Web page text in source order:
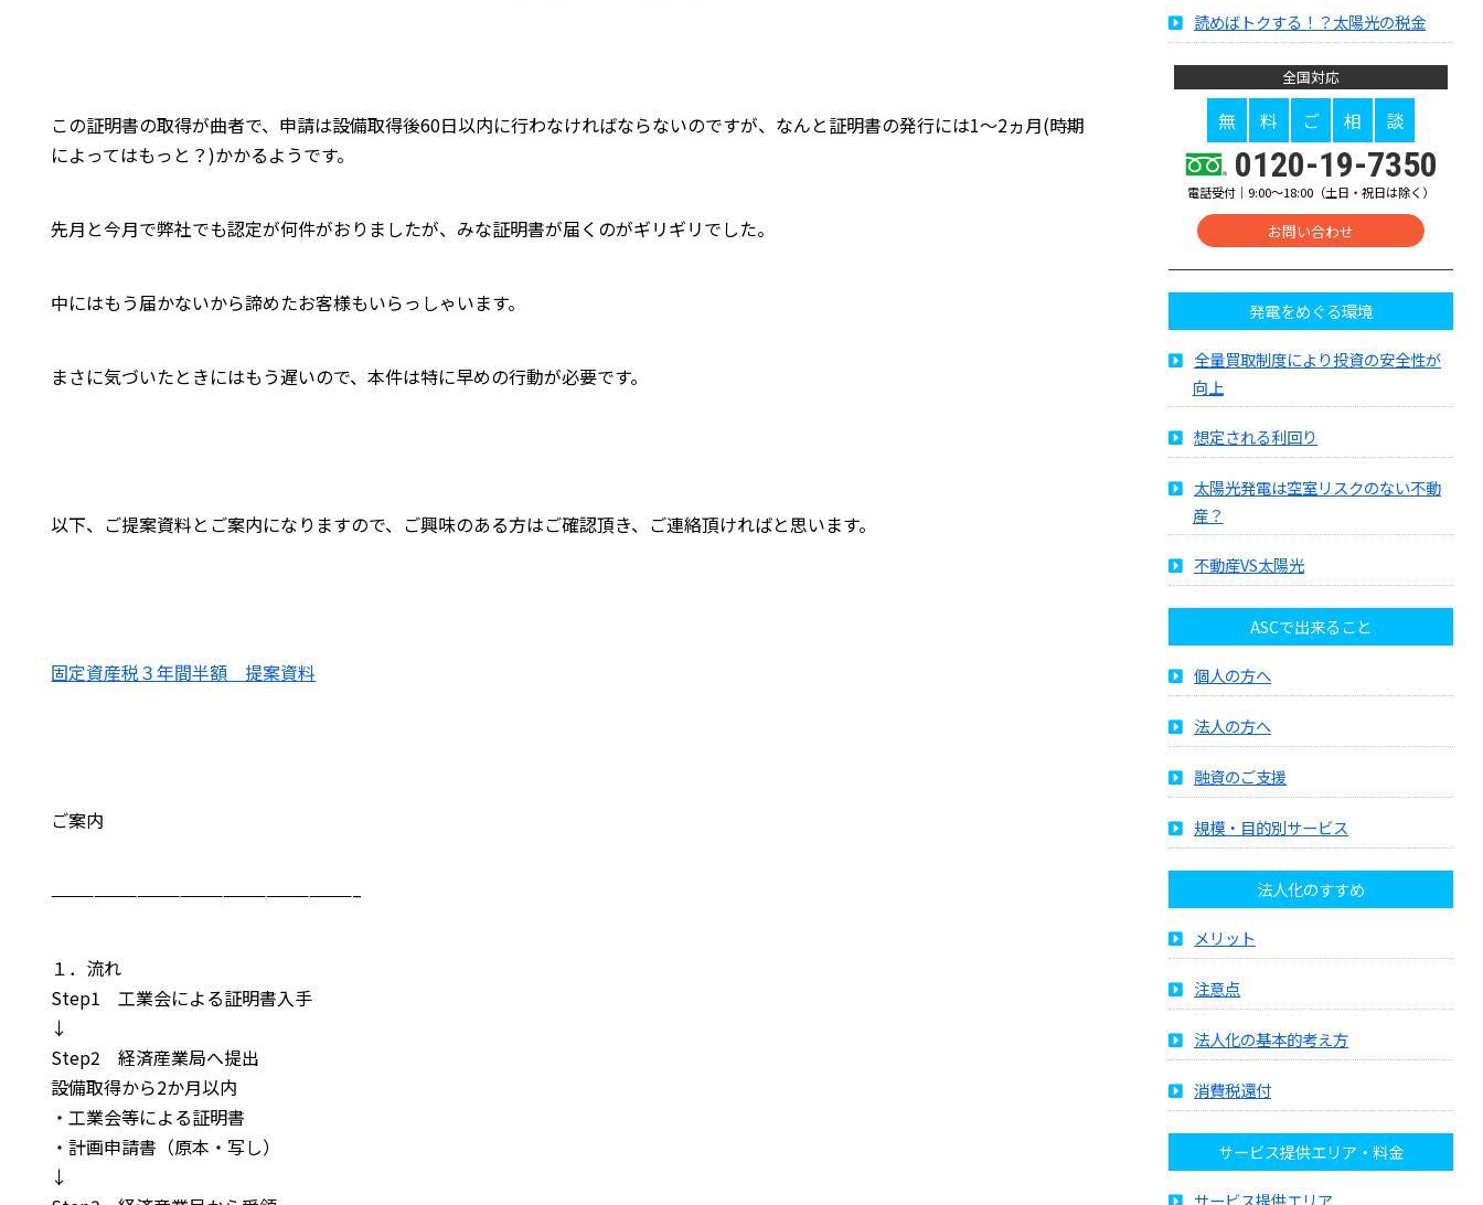
この証明書の取得が曲者で、申請は設備取得後60日以内に行わなければならないのですが、なんと証明書の発行には1～2ヵ月(時期
によってはもっと？)かかるようです。
先月と今月で弊社でも認定が何件がおりましたが、みな証明書が届くのがギリギリでした。
中にはもう届かないから諦めたお客様もいらっしゃいます。
まさに気づいたときにはもう遅いので、本件は特に早めの行動が必要です。
以下、ご提案資料とご案内になりますので、ご興味のある方はご確認頂き、ご連絡頂ければと思います。
固定資産税３年間半額 提案資料
ご案内
—————————————————————–
１．流れ
Step1 工業会による証明書入手
↓
Step2 経済産業局へ提出
設備取得から2か月以内
・工業会等による証明書
・計画申請書（原本・写し）
↓
読めばトクする！？太陽光の税金
全国対応
無 料 ご 相 談
0120-19-7350
電話受付｜9:00～18:00（土日・祝日は除く）
お問い合わせ
発電をめぐる環境
全量買取制度により投資の安全性が
向上
想定される利回り
太陽光発電は空室リスクのない不動
産？
不動産VS太陽光
ASCで出来ること
個人の方へ
法人の方へ
融資のご支援
規模・目的別サービス
法人化のすすめ
メリット
注意点
法人化の基本的考え方
消費税還付
サービス提供エリア・料金
サービス提供エリア